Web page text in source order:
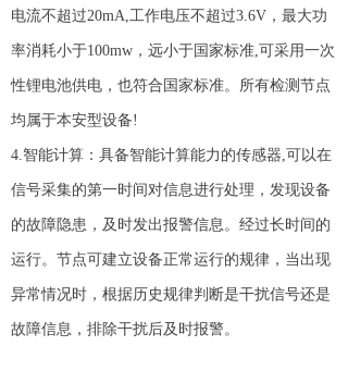
电流不超过20mA,工作电压不超过3.6V，最大功
率消耗小于100mw，远小于国家标准,可采用一次
性锂电池供电，也符合国家标准。所有检测节点
均属于本安型设备!
4.智能计算：具备智能计算能力的传感器,可以在
信号采集的第一时间对信息进行处理，发现设备
的故障隐患，及时发出报警信息。经过长时间的
运行。节点可建立设备正常运行的规律，当出现
异常情况时，根据历史规律判断是干扰信号还是
故障信息，排除干扰后及时报警。